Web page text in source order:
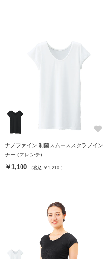
favorite
ナノファイン 制菌スムーススクラブイン
ナー (フレンチ)
￥1,100 （税込 ￥1,210 ）